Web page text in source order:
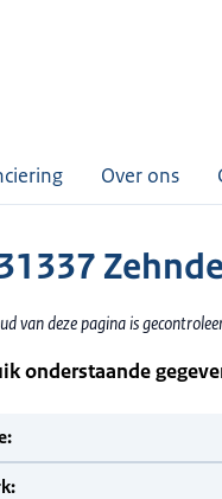
Over ons
van deze pagina is
onderstaande